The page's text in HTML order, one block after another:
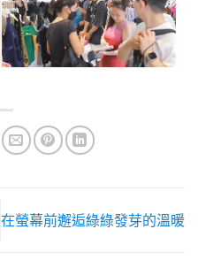
在螢幕前邂逅綠綠發芽的溫暖